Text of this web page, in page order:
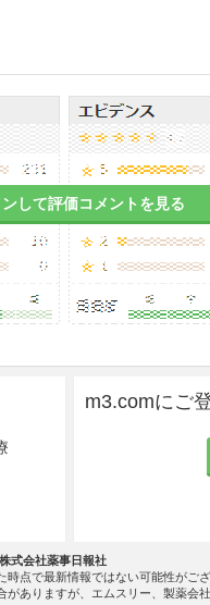
。一般に生理機能が低下
があるので、観察を十
切な処置を行うこと。
頻度不明
悪心、食
ンして評価コメントを見る
m3.comにご
式会社薬事日報社
点で最新情報ではない可能性がご
ありますが、エムスリー、製薬会